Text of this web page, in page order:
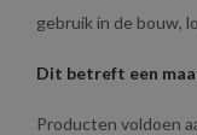
gebruik in de bouw,
Dit betreft een
Producten voldoen